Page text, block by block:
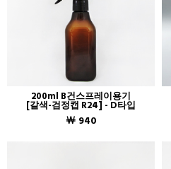
200ml B건스프레이용기
[갈색-검정캡 R24] - D타입
￦ 940